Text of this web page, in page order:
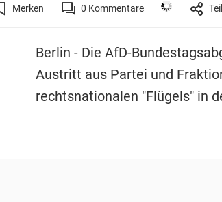
Merken 0 Kommentare
Berlin - Die AfD-
Austritt aus Partei und
rechtsnationalen "Flügels" in